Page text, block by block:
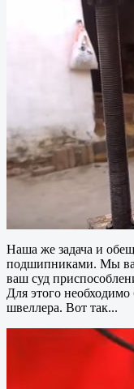
Наша же задача и
подшипниками. Мы
ваш суд
Для этого необходимо
швеллера. Вот так...